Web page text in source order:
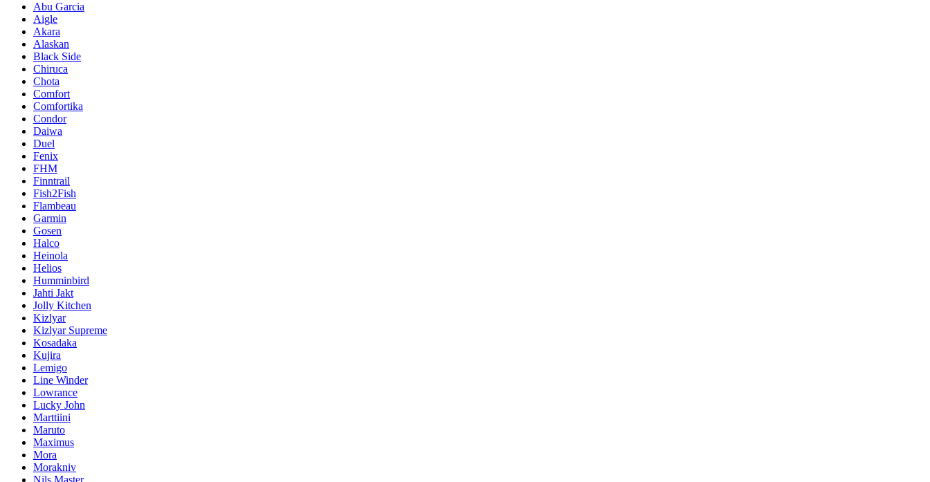
Abu Garcia
Aigle
Akara
Alaskan
Black Side
Chiruca
Chota
Comfort
Comfortika
Condor
Daiwa
Duel
Fenix
FHM
Finntrail
Fish2Fish
Flambeau
Garmin
Gosen
Halco
Heinola
Helios
Humminbird
Jahti Jakt
Jolly Kitchen
Kizlyar
Kizlyar Supreme
Kosadaka
Kujira
Lemigo
Line Winder
Lowrance
Lucky John
Marttiini
Maruto
Maximus
Mora
Morakniv
Nils Master